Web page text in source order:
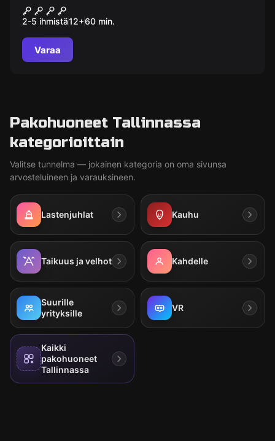
Punker
2-5 ihmistä12+60 min.
Varaa
Pakohuoneet Tallinnassa
kategorioittain
Valitse tunnelma — jokainen kategoria on oma sivunsa
arvosteluineen ja varauksineen.
Lastenjuhlat Kauhu
Taikuus ja velhot Kahdelle
Suurille
yrityksille
VR
Kaikki
pakohuoneet
Tallinnassa